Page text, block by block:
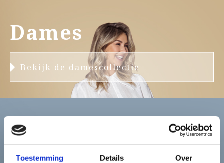
Toestemming Details Over
Dames
Bekijk de damescollectie
Heren